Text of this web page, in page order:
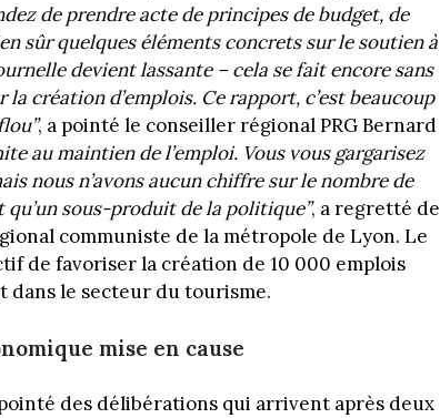
de prendre acte de principes de budget, de
sûr quelques éléments concrets sur le soutien à
devient lassante – cela se fait encore sans
création d’emplois. Ce rapport, c’est beaucoup
, a pointé le conseiller régional PRG Bernard
au maintien de l’emploi. Vous vous gargarisez
nous n’avons aucun chiffre sur le nombre de
qu’un sous-produit de la politique”, a regretté de
communiste de la métropole de Lyon. Le
de favoriser la création de 10 000 emplois
dans le secteur du tourisme.
mise en cause
des délibérations qui arrivent après deux